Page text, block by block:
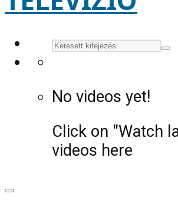
No videos yet!
Click on "Watch
videos here